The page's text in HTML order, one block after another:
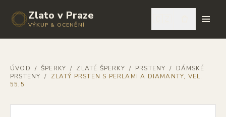
Zlato v Praze
VÝKUP & OCENĚNÍ
ÚVOD / ŠPERKY / ZLATÉ ŠPERKY / PRSTENY /
DÁMSKÉ
PRSTENY /
ZLATÝ PRSTEN S PERLAMI A DIAMANTY, VEL.
55,5